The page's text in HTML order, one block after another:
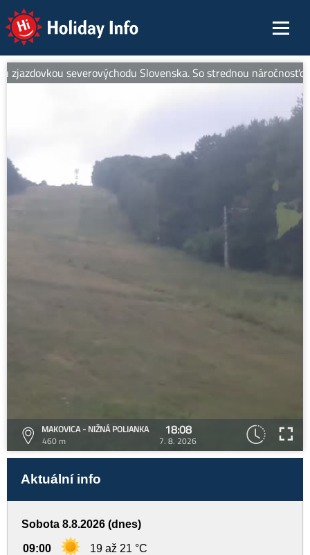
Holiday Info
severovýchodu Slovenska. So strednou
MAKOVICA - NIŽNÁ POLIANKA
460 m
18:08
7. 8. 2026
Aktuální info
Sobota 8.8.2026 (dnes)
09:00 19 až 21 °C